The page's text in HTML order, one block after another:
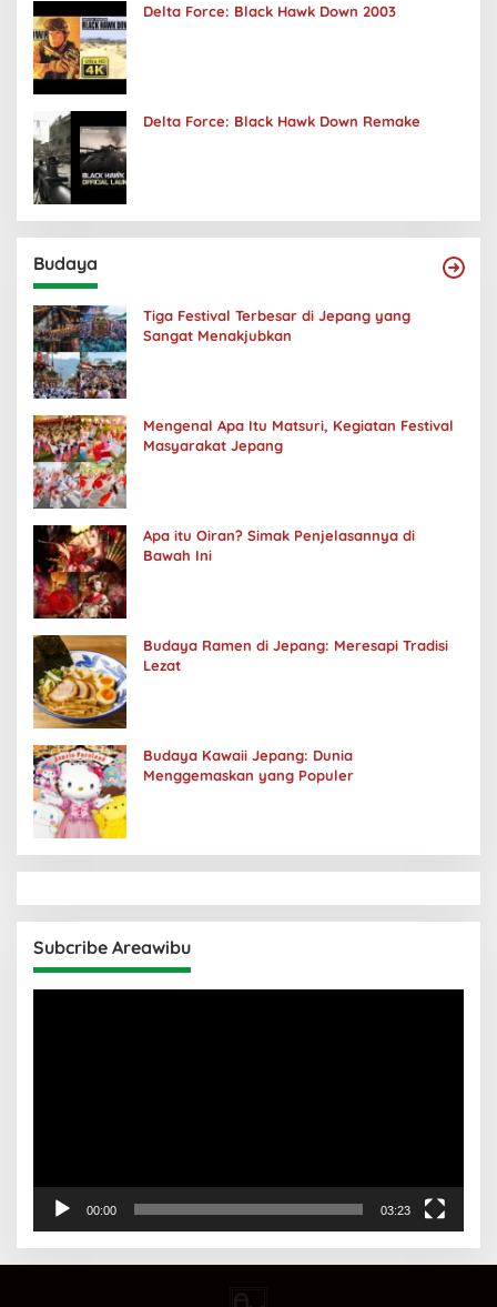
Delta Force: Black Hawk Down 2003
Delta Force: Black Hawk Down Remake
Budaya
Tiga Festival Terbesar di Jepang yang
Sangat Menakjubkan
Mengenal Apa Itu Matsuri, Kegiatan Festival
Masyarakat Jepang
Apa itu Oiran? Simak Penjelasannya di
Bawah Ini
Budaya Ramen di Jepang: Meresapi Tradisi
Lezat
Budaya Kawaii Jepang: Dunia
Menggemaskan yang Populer
Subcribe Areawibu
00:00 03:23